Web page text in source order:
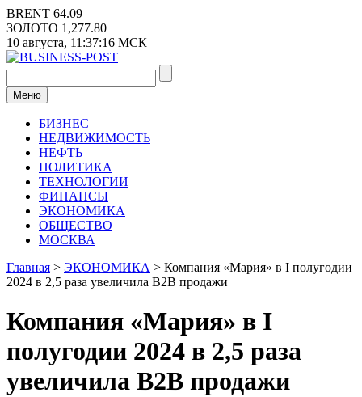
Перейти
к
содержимому
BRENT 64.09
ЗОЛОТО 1,277.80
10 августа, 11:37:16 МСК
Меню
БИЗНЕС
НЕДВИЖИМОСТЬ
НЕФТЬ
ПОЛИТИКА
ТЕХНОЛОГИИ
ФИНАНСЫ
ЭКОНОМИКА
ОБЩЕСТВО
МОСКВА
Главная > ЭКОНОМИКА > Компания «Мария» в I полугодии
2024 в 2,5 раза увеличила B2B продажи
Компания «Мария» в I
полугодии 2024 в 2,5 раза
увеличила B2B продажи